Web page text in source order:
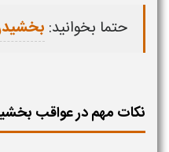
حتما بخوانید:
نکات مهم در عواقب